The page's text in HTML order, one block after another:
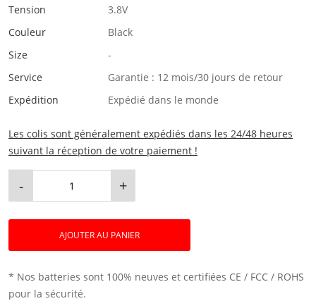
Tension
3.8V
Couleur
Black
Size
-
Service
Garantie : 12 mois/30 jours de retour
Expédition
Expédié dans le monde
Les colis sont généralement expédiés dans les 24/48 heures
suivant la réception de votre paiement !
- +
AJOUTER AU PANIER
* Nos batteries sont 100% neuves et certifiées CE / FCC / ROHS
pour la sécurité.